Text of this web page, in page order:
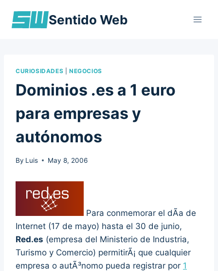
Sentido Web
CURIOSIDADES NEGOCIOS
Dominios .es a 1 euro
para empresas y
autónomos
By Luis May 8, 2006
Para conmemorar el dÃ­a de
Internet (17 de mayo) hasta el 30 de junio,
Red.es (empresa del Ministerio de Industria,
Turismo y Comercio) permitirÃ¡ que cualquier
empresa o autÃ³nomo pueda registrar por 1